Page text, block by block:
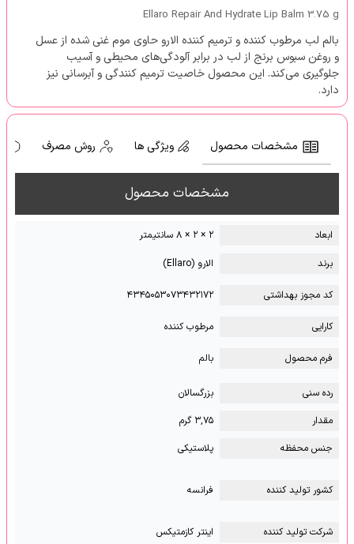
Ellaro Repair And Hydrate Lip Balm 3.75 g
بالم لب مرطوب کننده و ترمیم کننده الارو حاوی موم غنی شده از عسل
و روغن سبوس برنج از لب در برابر آلودگی‌های محیطی و آسیب
جلوگیری می‌کند. این محصول خاصیت ترمیم کنندگی و آبرسانی نیز
دارد.
مشخصات محصول ویژگی ها روش مصرف
مشخصات محصول
ابعاد
۲ × ۲ × ۸ سانتیمتر
برند
الارو (Ellaro)
کد مجوز بهداشتی ۴۳۴۵۰۵۳۰۷۳۴۳۲۱۷۲
کارایی مرطوب کننده
فرم محصول بالم
رده سنی
بزرگسالان
مقدار
۳,۷۵ گرم
جنس محفظه
پلاستیکی
کشور تولید کننده فرانسه
شرکت تولید کننده اینتر کازمتیکس